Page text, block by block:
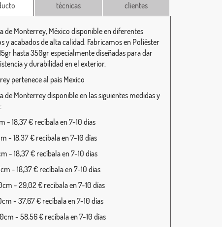
técnicas
clientes
de Monterrey, México disponible en diferentes
y acabados de alta calidad. Fabricamos en Poliéster
hasta 350gr especialmente diseñadas para dar
y durabilidad en el exterior.
pertenece al país Mexico
de Monterrey disponible en las siguientes medidas y
- 18,37 € recíbala en 7-10 días
- 18,37 € recíbala en 7-10 días
- 18,37 € recíbala en 7-10 días
- 18,37 € recíbala en 7-10 días
- 29,02 € recíbala en 7-10 días
- 37,67 € recíbala en 7-10 días
- 58,56 € recíbala en 7-10 días